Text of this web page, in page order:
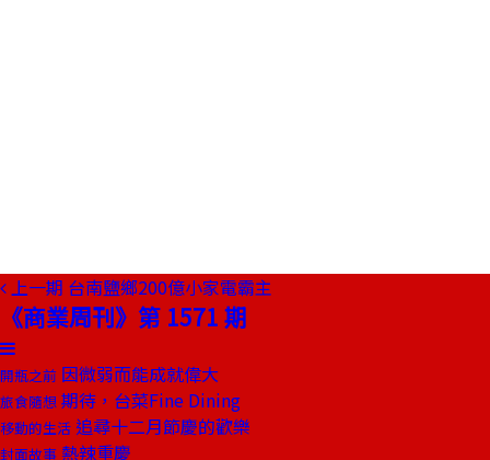
上一期 台南鹽鄉200億小家電霸主
《商業周刊》第 1571 期
開瓶之前 因微弱而能成就偉大
旅食隨想 期待，台菜Fine Dining
移動的生活 追尋十二月節慶的歡樂
封面故事 熱辣重慶